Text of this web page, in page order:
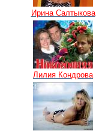
Ирина Салтыкова
Лилия Кондрова